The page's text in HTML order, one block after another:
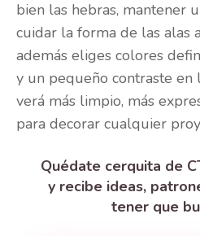
bien las hebras, mantener
cuidar la forma de las alas
además eliges colores
y un pequeño contraste en
verá más limpio, más
para decorar cualquier
Quédate cerquita de
y recibe ideas,
tener que